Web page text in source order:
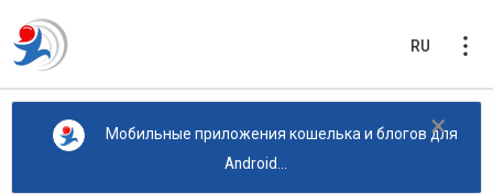
RU
×
Мобильные приложения кошелька и блогов для
Android...